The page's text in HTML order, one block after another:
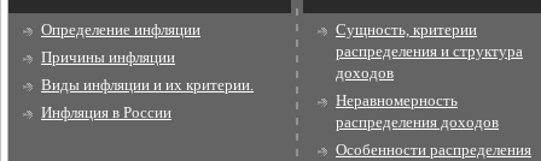
Определение инфляции
Причины инфляции
Виды инфляции и их критерии.
Инфляция в России
Сущность, критерии
распределения и структура
доходов
Неравномерность
распределения доходов
Особенности распределения